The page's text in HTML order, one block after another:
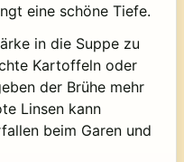
eine schöne Tiefe.
in die Suppe zu
Kartoffeln oder
der Brühe mehr
Linsen kann
beim Garen und